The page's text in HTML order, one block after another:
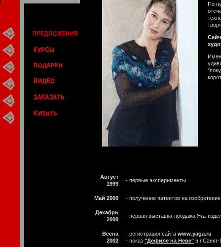
По
Август
1999
- первые эксперименты
Май 2000 - получение патентов на
Декабрь
2000
- первая выставка-продажа Яга-
Весна
2002
- регистрация сайта www.yaga.ru
- показ "Дефиле на Неве" в